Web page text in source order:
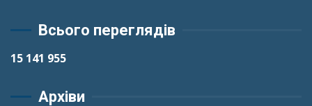
Всього переглядів
15 141 955
Архіви